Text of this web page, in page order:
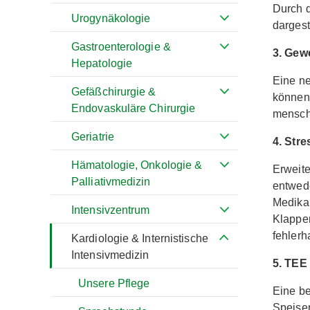
Urogynäkologie
Gastroenterologie &
Hepatologie
Gefäßchirurgie &
Endovaskuläre Chirurgie
Geriatrie
Hämatologie, Onkologie &
Palliativmedizin
Intensivzentrum
Kardiologie & Internistische
Intensivmedizin
Unsere Pflege
Durch
3.
Eine
4.
5.
Eine